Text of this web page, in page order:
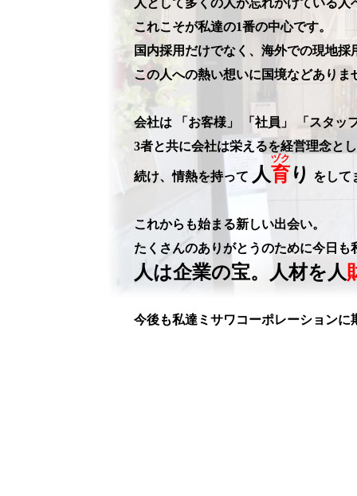
人として多くの人が忘れかけている人
これこそが私達の1番の中心です。
国内採用だけでなく、海外での現地採
この人への熱い想いに国境などありま
会社は 「お客様」 「社員」 「スタッ
3者と共に会社は栄えるを経営理念と
続け、情熱を持って 人育
ヅク
り をして
これからも始まる新しい出会い。
たくさんのありがとうのために今日
人は企業の宝。人材を人
今後も私達ミサワコーポレーション